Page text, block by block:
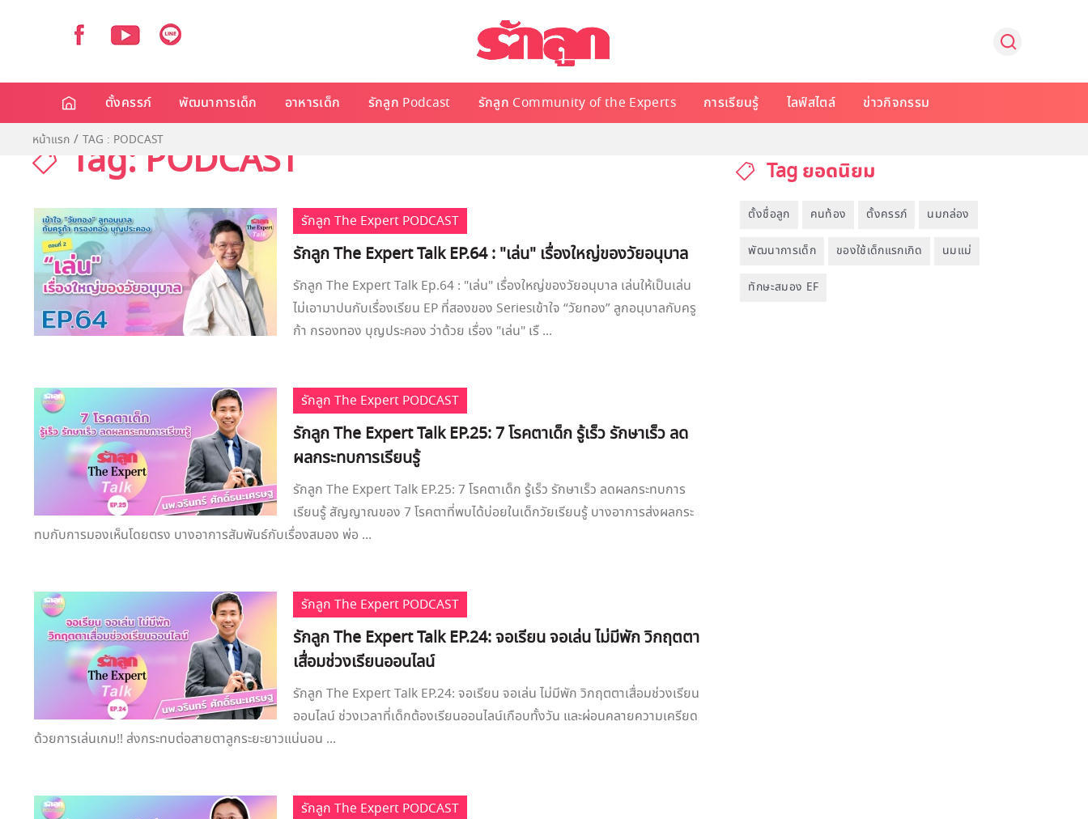
ตั้งครรภ์ พัฒนาการเด็ก อาหารเด็ก รักลูก Podcast รักลูก Community of the Experts การเรียนรู้ ไลฟ์สไตล์ ข่าวกิจกรรม
หน้าแรก TAG : PODCAST
Tag: PODCAST
รักลูก The Expert PODCAST
รักลูก The Expert Talk EP.64 : "เล่น" เรื่องใหญ่ของวัยอนุบาล
รักลูก The Expert Talk Ep.64 : "เล่น" เรื่องใหญ่ของวัยอนุบาล เล่นให้เป็นเล่น
ไม่เอามาปนกับเรื่องเรียน EP ที่สองของ Seriesเข้าใจ “วัยทอง” ลูกอนุบาลกับครู
ก้า กรองทอง บุญประคอง ว่าด้วย เรื่อง "เล่น" เรื ...
รักลูก The Expert PODCAST
รักลูก The Expert Talk EP.25: 7 โรคตาเด็ก รู้เร็ว รักษาเร็ว ลด
ผลกระทบการเรียนรู้
รักลูก The Expert Talk EP.25: 7 โรคตาเด็ก รู้เร็ว รักษาเร็ว ลดผลกระทบการ
เรียนรู้ สัญญาณของ 7 โรคตาที่พบได้บ่อยในเด็กวัยเรียนรู้ บางอาการส่งผลกระ
ทบกับการมองเห็นโดยตรง บางอาการสัมพันธ์กับเรื่องสมอง พ่อ ...
รักลูก The Expert PODCAST
รักลูก The Expert Talk EP.24: จอเรียน จอเล่น ไม่มีพัก วิกฤตตา
เสื่อมช่วงเรียนออนไลน์
รักลูก The Expert Talk EP.24: จอเรียน จอเล่น ไม่มีพัก วิกฤตตาเสื่อมช่วงเรียน
ออนไลน์ ช่วงเวลาที่เด็กต้องเรียนออนไลน์เกือบทั้งวัน และผ่อนคลายความเครียด
ด้วยการเล่นเกม!! ส่งกระทบต่อสายตาลูกระยะยาวแน่นอน ...
รักลูก The Expert PODCAST
Tag ยอดนิยม
ตั้งชื่อลูก คนท้อง ตั้งครรภ์ นมกล่อง
พัฒนาการเด็ก ของใช้เด็กแรกเกิด นมแม่
ทักษะสมอง EF